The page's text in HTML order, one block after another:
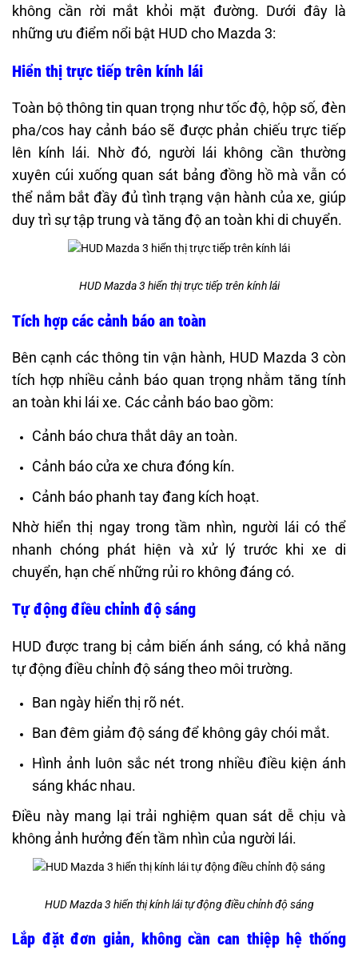
không cần rời mắt khỏi mặt đường. Dưới đây là
những ưu điểm nổi bật HUD cho Mazda 3:
Hiển thị trực tiếp trên kính lái
Toàn bộ thông tin quan trọng như tốc độ, hộp số, đèn
pha/cos hay cảnh báo sẽ được phản chiếu trực tiếp
lên kính lái. Nhờ đó, người lái không cần thường
xuyên cúi xuống quan sát bảng đồng hồ mà vẫn có
thể nắm bắt đầy đủ tình trạng vận hành của xe, giúp
duy trì sự tập trung và tăng độ an toàn khi di chuyển.
HUD Mazda 3 hiển thị trực tiếp trên kính lái
Tích hợp các cảnh báo an toàn
Bên cạnh các thông tin vận hành, HUD Mazda 3 còn
tích hợp nhiều cảnh báo quan trọng nhằm tăng tính
an toàn khi lái xe. Các cảnh báo bao gồm:
Cảnh báo chưa thắt dây an toàn.
Cảnh báo cửa xe chưa đóng kín.
Cảnh báo phanh tay đang kích hoạt.
Nhờ hiển thị ngay trong tầm nhìn, người lái có thể
nhanh chóng phát hiện và xử lý trước khi xe di
chuyển, hạn chế những rủi ro không đáng có.
Tự động điều chỉnh độ sáng
HUD được trang bị cảm biến ánh sáng, có khả năng
tự động điều chỉnh độ sáng theo môi trường.
Ban ngày hiển thị rõ nét.
Ban đêm giảm độ sáng để không gây chói mắt.
Hình ảnh luôn sắc nét trong nhiều điều kiện ánh
sáng khác nhau.
Điều này mang lại trải nghiệm quan sát dễ chịu và
không ảnh hưởng đến tầm nhìn của người lái.
HUD Mazda 3 hiển thị kính lái tự động điều chỉnh độ sáng
Lắp đặt đơn giản, không cần can thiệp hệ thống